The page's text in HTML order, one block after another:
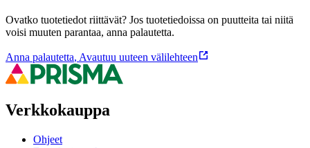
Ovatko tuotetiedot riittävät? Jos tuotetiedoissa on puutteita tai niitä
voisi muuten parantaa, anna palautetta.
Anna palautetta, Avautuu uuteen välilehteen
Verkkokauppa
Ohjeet